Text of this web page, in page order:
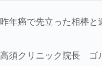
昨年癌で先立った相棒と
高須クリニック院長 ゴ